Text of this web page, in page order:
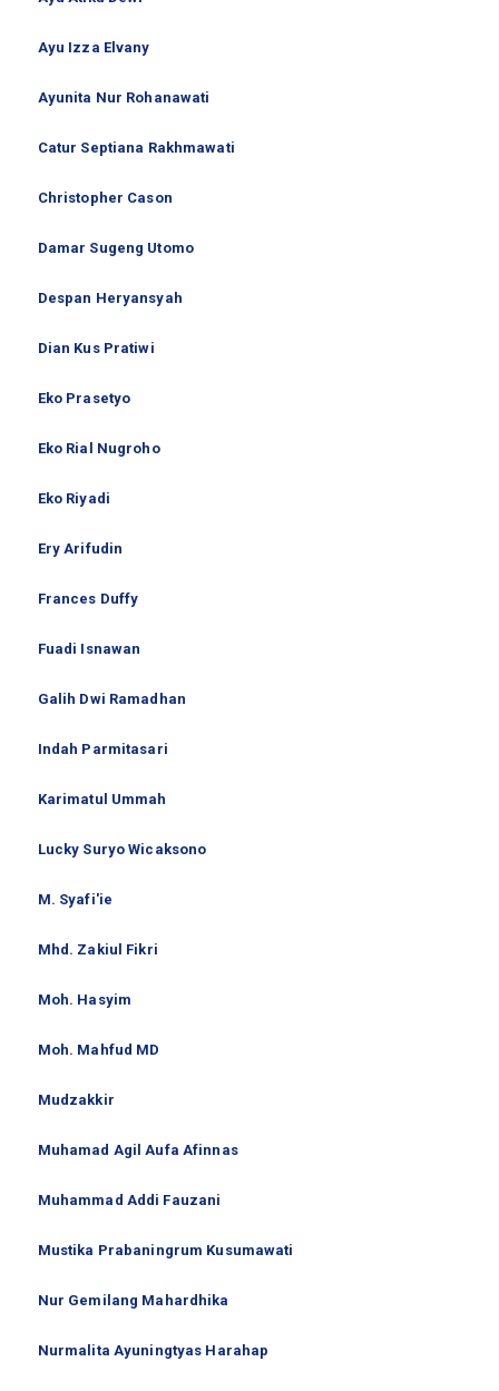
Ayu Izza Elvany
Ayunita Nur Rohanawati
Catur Septiana Rakhmawati
Christopher Cason
Damar Sugeng Utomo
Despan Heryansyah
Dian Kus Pratiwi
Eko Prasetyo
Eko Rial Nugroho
Eko Riyadi
Ery Arifudin
Frances Duffy
Fuadi Isnawan
Galih Dwi Ramadhan
Indah Parmitasari
Karimatul Ummah
Lucky Suryo Wicaksono
M. Syafi'ie
Mhd. Zakiul Fikri
Moh. Hasyim
Moh. Mahfud MD
Mudzakkir
Muhamad Agil Aufa Afinnas
Muhammad Addi Fauzani
Mustika Prabaningrum Kusumawati
Nur Gemilang Mahardhika
Nurmalita Ayuningtyas Harahap